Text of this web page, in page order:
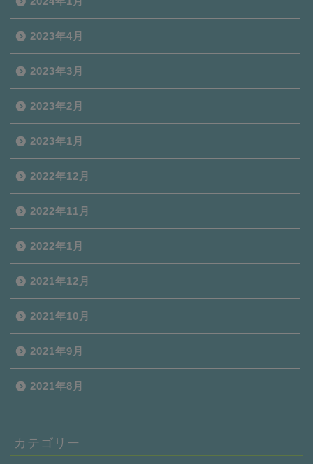
2023年4月
2023年3月
2023年2月
2023年1月
2022年12月
2022年11月
2022年1月
2021年12月
2021年10月
2021年9月
2021年8月
カテゴリー